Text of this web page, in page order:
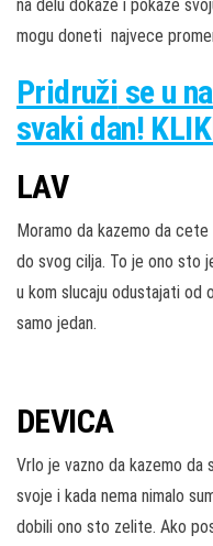
na delu dokaze i pokaze
mogu doneti najvece
Pridruži se u
svaki dan!
LAV
Moramo da kazemo da
do svog cilja. To je ono sto
u kom slucaju odustajati od
samo jedan.
DEVICA
Vrlo je vazno da kazemo da
svoje i kada nema nimalo
dobili ono sto zelite. Ako